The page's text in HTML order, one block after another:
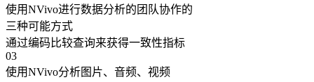
使用NVivo进行数据分析的团队协作的
三种可能方式
通过编码比较查询来获得一致性指标
03
使用NVivo分析图片、音频、视频